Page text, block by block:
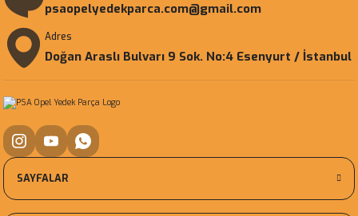
psaopelyedekparca.com@gmail.com
Adres
Doğan Araslı Bulvarı 9 Sok. No:4 Esenyurt / İstanbul
SAYFALAR